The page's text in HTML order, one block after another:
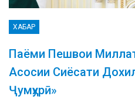
ХАБАР
Паёми Пешвои
Асосии Сиёсати
Ҷумҳурӣ»